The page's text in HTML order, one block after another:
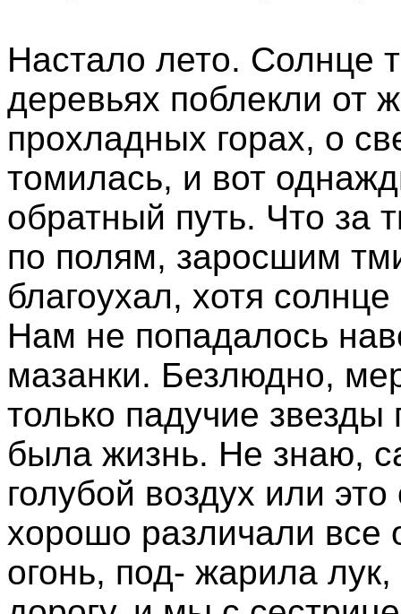
Настало лето. Солнце
деревьях поблекли от
прохладных горах, о
томилась, и вот
обратный путь. Что
по полям, заросшим
благоухал, хотя
Нам не попадалось
мазанки. Безлюдно,
только падучие
была жизнь. Не знаю,
голубой воздух или
хорошо различали все
огонь, под- жарила